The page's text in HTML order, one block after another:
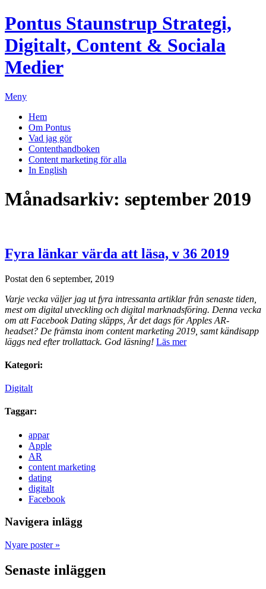
Pontus Staunstrup Strategi,
Digitalt, Content & Sociala
Medier
Meny
Hem
Om Pontus
Vad jag gör
Contenthandboken
Content marketing för alla
In English
Månadsarkiv: september 2019
Fyra länkar värda att läsa, v 36 2019
Postat den 6 september, 2019
Varje vecka väljer jag ut fyra intressanta artiklar från senaste tiden,
mest om digital utveckling och digital marknadsföring. Denna vecka
om att Facebook Dating släpps, Är det dags för Apples AR-
headset? De främsta inom content marketing 2019, samt kändisapp
läggs ned efter trollattack. God läsning! Läs mer
Kategori:
Digitalt
Taggar:
appar
Apple
AR
content marketing
dating
digitalt
Facebook
Navigera inlägg
Nyare poster »
Senaste inläggen